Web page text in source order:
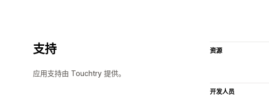
支持
应用支持由 Touchtry 提供。
资源
开发人员